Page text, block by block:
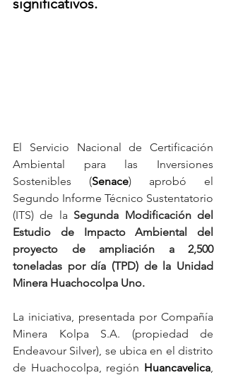
significativos.
El Servicio Nacional de Certificación
Ambiental para las Inversiones
Sostenibles (Senace) aprobó el
Segundo Informe Técnico Sustentatorio
(ITS) de la Segunda Modificación del
Estudio de Impacto Ambiental del
proyecto de ampliación a 2,500
toneladas por día (TPD) de la Unidad
Minera Huachocolpa Uno.
La iniciativa, presentada por Compañía
Minera Kolpa S.A. (propiedad de
Endeavour Silver), se ubica en el distrito
de Huachocolpa, región Huancavelica